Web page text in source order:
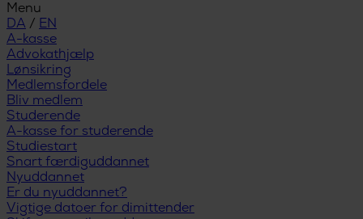
Menu
DA / EN
A-kasse
Advokathjælp
Lønsikring
Medlemsfordele
Bliv medlem
Studerende
A-kasse for studerende
Studiestart
Snart færdiguddannet
Nyuddannet
Er du nyuddannet?
Vigtige datoer for dimittender